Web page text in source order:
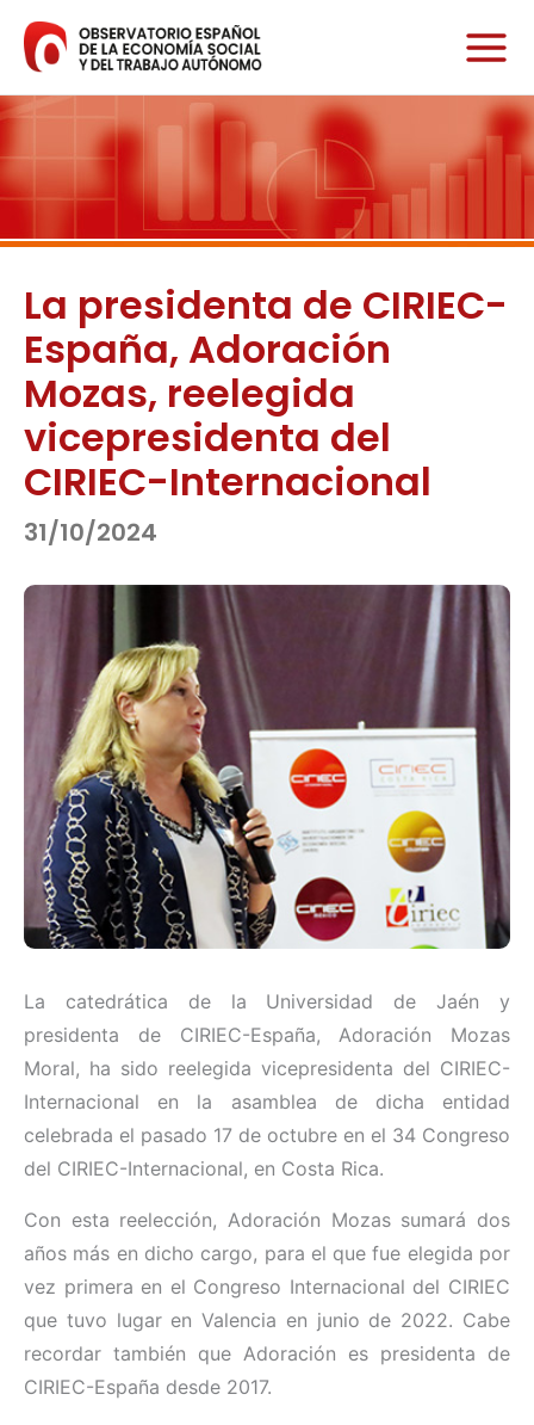
contenido
La presidenta de CIRIEC-
España, Adoración
Mozas, reelegida
vicepresidenta del
CIRIEC-Internacional
31/10/2024
La catedrática de la Universidad de Jaén y
presidenta de CIRIEC-España, Adoración Mozas
Moral, ha sido reelegida vicepresidenta del CIRIEC-
Internacional en la asamblea de dicha entidad
celebrada el pasado 17 de octubre en el 34 Congreso
del CIRIEC-Internacional, en Costa Rica.
Con esta reelección, Adoración Mozas sumará dos
años más en dicho cargo, para el que fue elegida por
vez primera en el Congreso Internacional del CIRIEC
que tuvo lugar en Valencia en junio de 2022. Cabe
recordar también que Adoración es presidenta de
CIRIEC-España desde 2017.